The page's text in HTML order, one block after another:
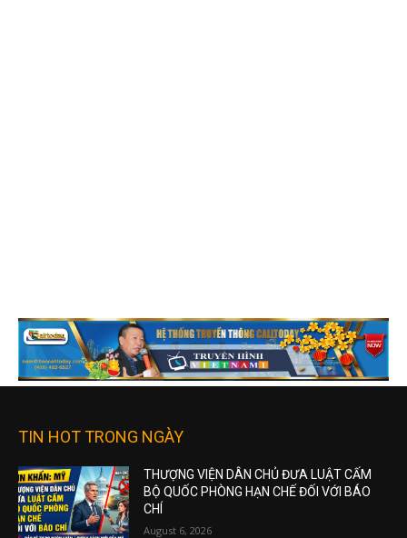
TIN HOT TRONG NGÀY
THƯỢNG VIỆN DÂN CHỦ ĐƯA LUẬT CẤM
BỘ QUỐC PHÒNG HẠN CHẾ ĐỐI VỚI BÁO
CHÍ
August 6, 2026